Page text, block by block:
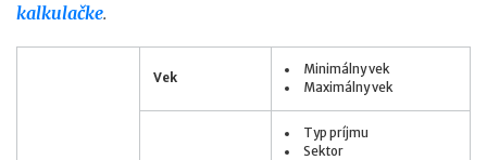
kalkulačke.
Vek
Minimálny vek
Maximálny vek
Typ príjmu
Sektor